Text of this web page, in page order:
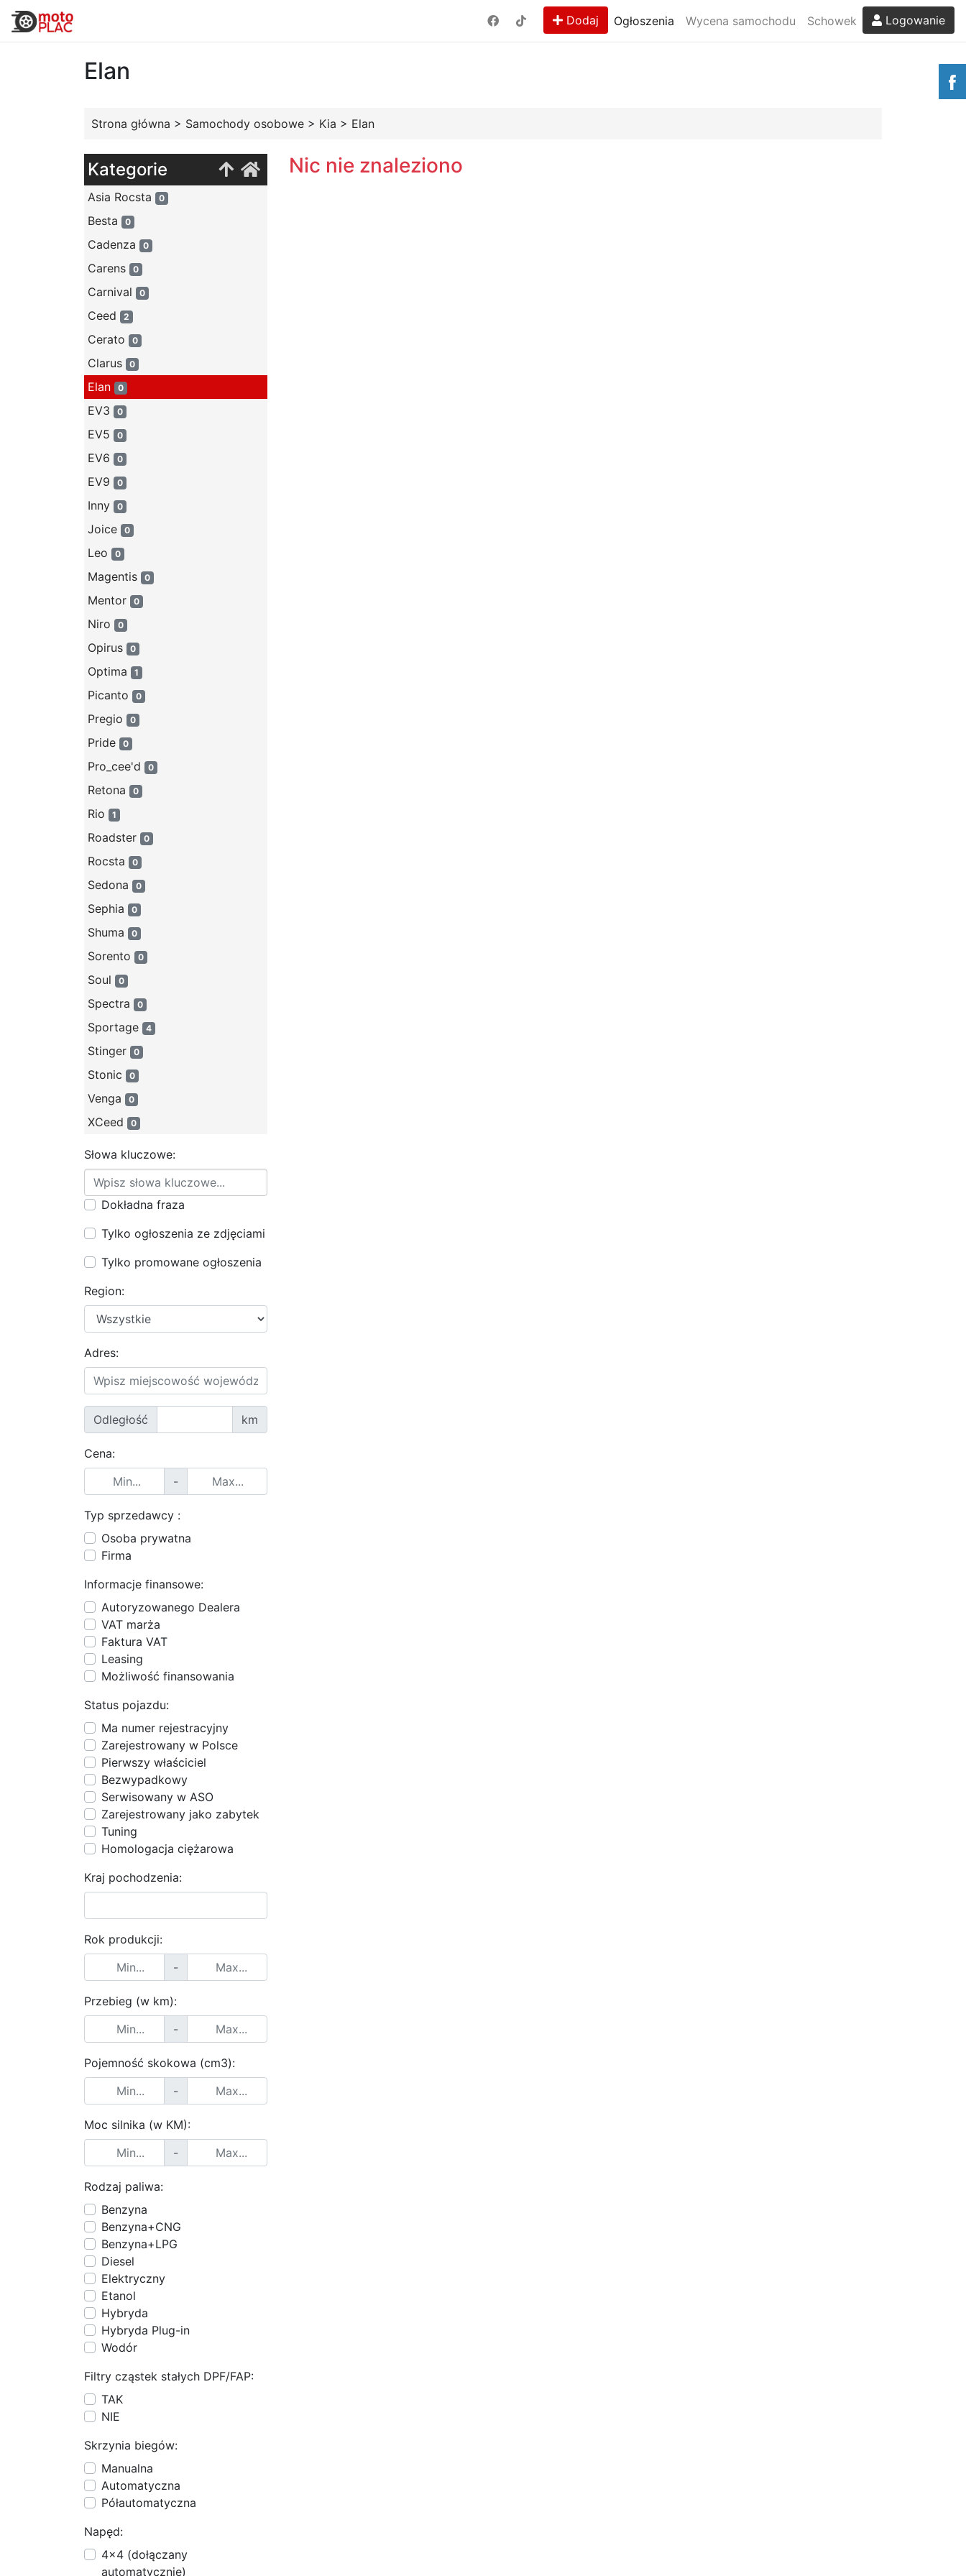
Dodaj Ogłoszenia Wycena samochodu Schowek Logowanie
Elan
Strona główna > Samochody osobowe > Kia > Elan
Kategorie
Asia Rocsta 0
Besta 0
Cadenza 0
Carens 0
Carnival 0
Ceed 2
Cerato 0
Clarus 0
Elan 0
EV3 0
EV5 0
EV6 0
EV9 0
Inny 0
Joice 0
Leo 0
Magentis 0
Mentor 0
Niro 0
Opirus 0
Optima 1
Picanto 0
Pregio 0
Pride 0
Pro_cee'd 0
Retona 0
Rio 1
Roadster 0
Rocsta 0
Sedona 0
Sephia 0
Shuma 0
Sorento 0
Soul 0
Spectra 0
Sportage 4
Stinger 0
Stonic 0
Venga 0
XCeed 0
Słowa kluczowe:
Dokładna fraza
Tylko ogłoszenia ze zdjęciami
Tylko promowane ogłoszenia
Region:
Adres:
Odległość km
Cena:
-
Typ sprzedawcy :
Osoba prywatna
Firma
Informacje finansowe:
Autoryzowanego Dealera
VAT marża
Faktura VAT
Leasing
Możliwość finansowania
Status pojazdu:
Ma numer rejestracyjny
Zarejestrowany w Polsce
Pierwszy właściciel
Bezwypadkowy
Serwisowany w ASO
Zarejestrowany jako zabytek
Tuning
Homologacja ciężarowa
Kraj pochodzenia:
Rok produkcji:
-
Przebieg (w km):
-
Pojemność skokowa (cm3):
-
Moc silnika (w KM):
-
Rodzaj paliwa:
Benzyna
Benzyna+CNG
Benzyna+LPG
Diesel
Elektryczny
Etanol
Hybryda
Hybryda Plug-in
Wodór
Filtry cząstek stałych DPF/FAP:
TAK
NIE
Skrzynia biegów:
Manualna
Automatyczna
Półautomatyczna
Napęd:
4x4 (dołączany
automatycznie)
Nic nie znaleziono